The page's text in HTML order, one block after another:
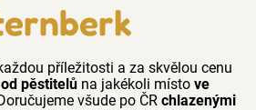
příležitosti a za skvělou cenu
pěstitelůna jakékoli místo ve
všude po ČR chlazenými